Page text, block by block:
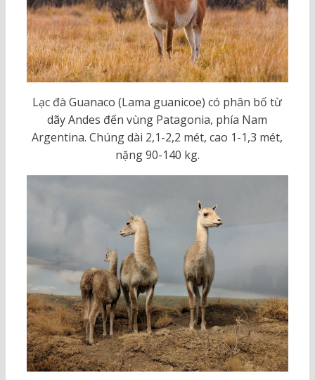
Lạc đà Guanaco (Lama guanicoe) có phân bố từ
dãy Andes đến vùng Patagonia, phía Nam
Argentina. Chúng dài 2,1-2,2 mét, cao 1-1,3 mét,
nặng 90-140 kg.